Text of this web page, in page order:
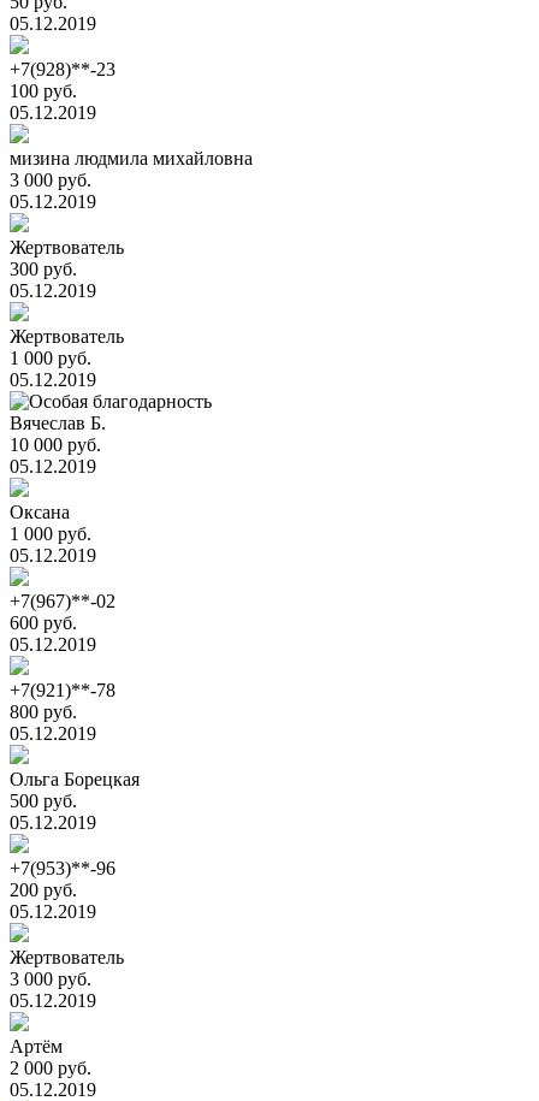
05.12.2019
+7(928)**-23
100 руб.
05.12.2019
мизина людмила михайловна
3 000 руб.
05.12.2019
Жертвователь
300 руб.
05.12.2019
Жертвователь
1 000 руб.
05.12.2019
Вячеслав Б.
10 000 руб.
05.12.2019
Оксана
1 000 руб.
05.12.2019
+7(967)**-02
600 руб.
05.12.2019
+7(921)**-78
800 руб.
05.12.2019
Ольга Борецкая
500 руб.
05.12.2019
+7(953)**-96
200 руб.
05.12.2019
Жертвователь
3 000 руб.
05.12.2019
Артём
2 000 руб.
05.12.2019